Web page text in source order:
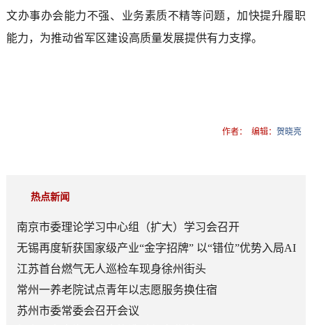
文办事办会能力不强、业务素质不精等问题，加快提升履职
能力，为推动省军区建设高质量发展提供有力支撑。
作者： 编辑：贺晓亮
热点新闻
南京市委理论学习中心组（扩大）学习会召开
无锡再度斩获国家级产业“金字招牌” 以“错位”优势入局AI
顶层赛道
江苏首台燃气无人巡检车现身徐州街头
常州一养老院试点青年以志愿服务换住宿
苏州市委常委会召开会议